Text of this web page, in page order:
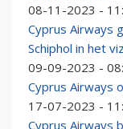
08-11-2023 -
Cyprus Airways
Schiphol in het
09-09-2023 -
Cyprus Airways
17-07-2023 -
Cyprus Airways